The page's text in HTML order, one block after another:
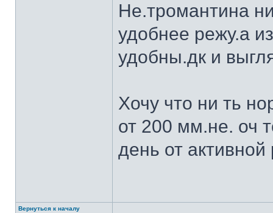
Не.тромантина
удобнее режу.а
удобны.дк и
Хочу что ни ть
от 200 мм.не. оч
день от
Вернуться к началу